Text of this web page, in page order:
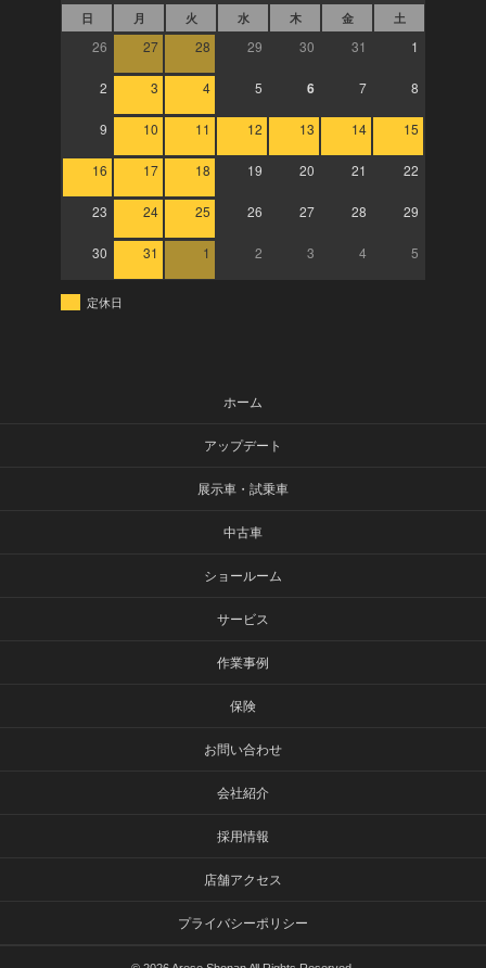
日 月 火 水 木 金 土
26 27 28 29 30 31 1
2 3 4 5 6 7 8
9 10 11 12 13 14 15
16 17 18 19 20 21 22
23 24 25 26 27 28 29
30 31 1 2 3 4 5
定休日
ホーム
アップデート
展示車・試乗車
中古車
ショールーム
サービス
作業事例
保険
お問い合わせ
会社紹介
採用情報
店舗アクセス
プライバシーポリシー